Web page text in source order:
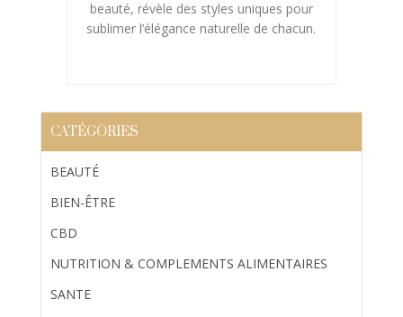
beauté, révèle des styles uniques pour
sublimer l’élégance naturelle de chacun.
CATÉGORIES
BEAUTÉ
BIEN-ÊTRE
CBD
NUTRITION & COMPLEMENTS ALIMENTAIRES
SANTE